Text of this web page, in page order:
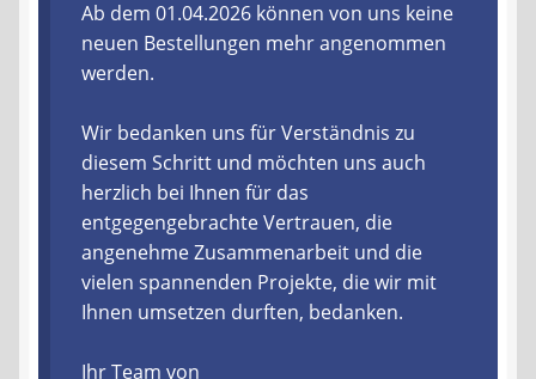
Lieferzeit & Verfügbarkeit
Gutschein
Batterien- und Akku Verordnung
Elektro- und Elektronikgeräte Verordnung
Öle- und Schmierstoff Verordnung
Ab dem 01.04.2026 können von uns keine
neuen Bestellungen mehr angenommen
werden.
Wir bedanken uns für Verständnis zu
diesem Schritt und möchten uns auch
herzlich bei Ihnen für das
entgegengebrachte Vertrauen, die
angenehme Zusammenarbeit und die
vielen spannenden Projekte, die wir mit
Ihnen umsetzen durften, bedanken.
Ihr Team von